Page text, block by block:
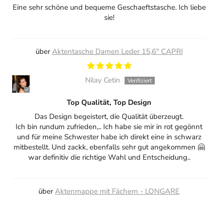
Eine sehr schöne und bequeme Geschaeftstasche. Ich liebe
sie!
Aktentasche Damen Leder 15,6" CAPRI
Nilay Cetin
Top Qualität, Top Design
Das Design begeistert, die Qualität überzeugt.
Ich bin rundum zufrieden,.. Ich habe sie mir in rot gegönnt
und für meine Schwester habe ich direkt eine in schwarz
mitbestellt. Und zackk, ebenfalls sehr gut angekommen 🤗
war definitiv die richtige Wahl und Entscheidung..
Aktenmappe mit Fächern - LONGARE